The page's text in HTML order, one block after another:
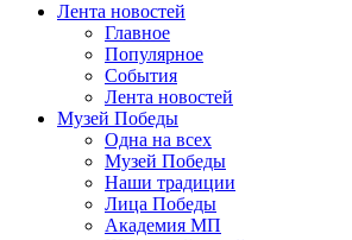
Лента новостей
Главное
Популярное
События
Лента новостей
Музей Победы
Одна на всех
Музей Победы
Наши традиции
Лица Победы
Академия МП